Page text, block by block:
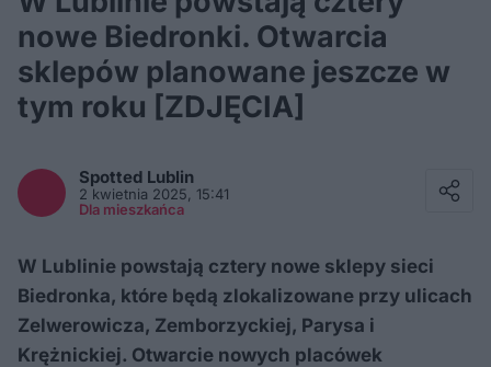
nowe Biedronki. Otwarcia
sklepów planowane jeszcze w
tym roku [ZDJĘCIA]
Spotted Lublin
2 kwietnia 2025, 15:41
Dla mieszkańca
W Lublinie powstają cztery nowe sklepy sieci
Biedronka, które będą zlokalizowane przy ulicach
Zelwerowicza, Zemborzyckiej, Parysa i
Krężnickiej. Otwarcie nowych placówek